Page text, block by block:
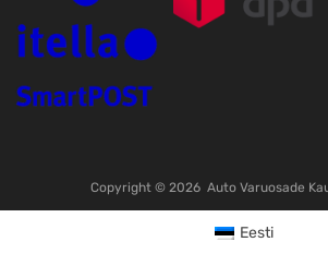
Copyright © 2026 Auto Varuosade
Eesti